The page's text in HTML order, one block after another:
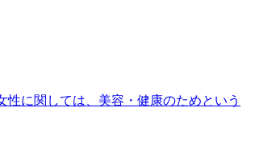
に関しては、美容・健康のためという